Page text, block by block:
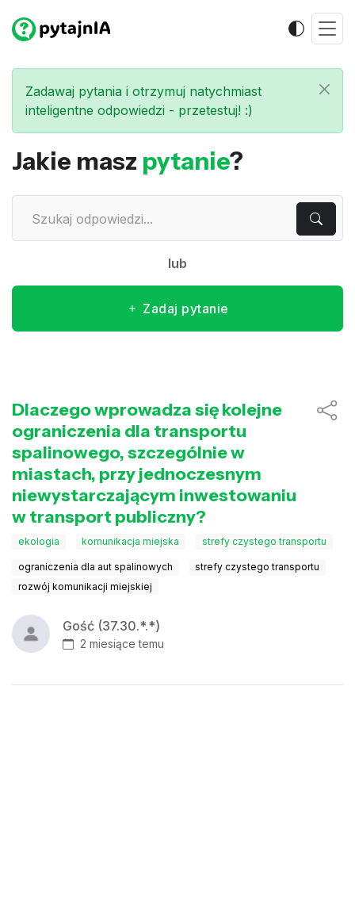
Zadawaj pytania i otrzymuj natychmiast
inteligentne odpowiedzi - przetestuj! :)
Jakie masz pytanie?
lub
Zadaj pytanie
Dlaczego wprowadza się kolejne
ograniczenia dla transportu
spalinowego, szczególnie w
miastach, przy jednoczesnym
niewystarczającym inwestowaniu
w transport publiczny?
ekologia komunikacja miejska strefy czystego transportu
ograniczenia dla aut spalinowych
strefy czystego transportu
rozwój komunikacji miejskiej
Gość (37.30.*.*)
2 miesiące temu